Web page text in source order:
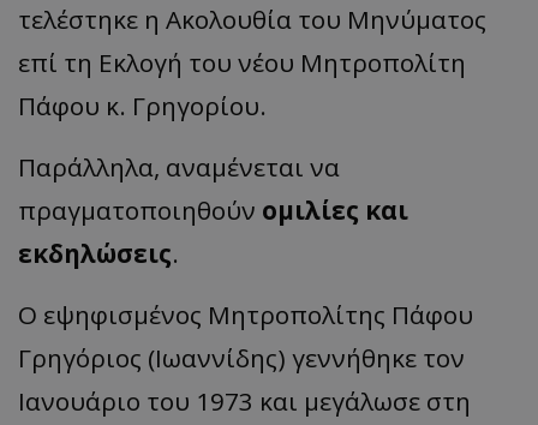
τελέστηκε η Ακολουθία του Μηνύματος
επί τη Εκλογή του νέου Μητροπολίτη
Πάφου κ. Γρηγορίου.
Παράλληλα, αναμένεται να
πραγματοποιηθούν ομιλίες και
εκδηλώσεις.
Ο εψηφισμένος Μητροπολίτης Πάφου
Γρηγόριος (Ιωαννίδης) γεννήθηκε τον
Ιανουάριο του 1973 και μεγάλωσε στη